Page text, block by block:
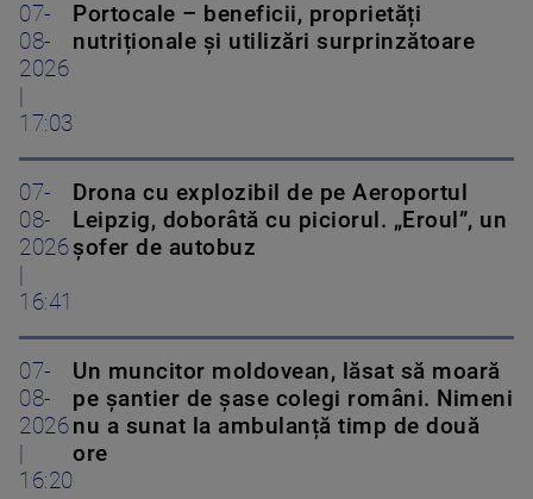
07-
08-
2026
17:03
Portocale – beneficii, proprietăți
nutriționale și utilizări surprinzătoare
07-
08-
2026
16:41
Drona cu explozibil de pe Aeroportul
Leipzig, doborâtă cu piciorul. „Eroul”, un
șofer de autobuz
07-
08-
2026
16:20
Un muncitor moldovean, lăsat să moară
pe șantier de șase colegi români. Nimeni
nu a sunat la ambulanță timp de două
ore